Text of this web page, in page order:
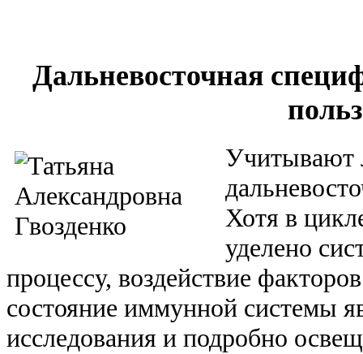
Дальневосточная
Учитывают
Хотя в
уделено
процессу, воздействие
состояние иммунной системы
исследования и подробно